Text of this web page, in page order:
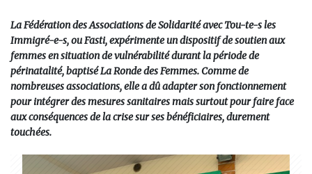
La Fédération des Associations de Solidarité avec Tou-te-s les
Immigré-e-s, ou Fasti, expérimente un dispositif de soutien aux
femmes en situation de vulnérabilité durant la période de
périnatalité, baptisé La Ronde des Femmes. Comme de
nombreuses associations, elle a dû adapter son fonctionnement
pour intégrer des mesures sanitaires mais surtout pour faire face
aux conséquences de la crise sur ses bénéficiaires, durement
touchées.